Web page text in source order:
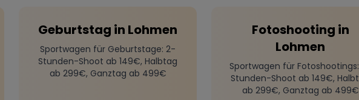
Geburtstag in Lohmen
Sportwagen für Geburtstage: 2-
Stunden-Shoot ab 149€, Halbtag
ab 299€, Ganztag ab 499€
Fotoshooting in
Lohmen
Sportwagen für Fotoshootings
Stunden-Shoot ab 149€,
ab 299€, Ganztag ab 499€